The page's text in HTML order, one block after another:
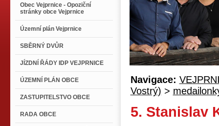
Obec Vejprnice - Opoziční
stránky obce Vejprnice
Územní plán Vejprnice
SBĚRNÝ DVŮR
JÍZDNÍ ŘÁDY IDP VEJPRNICE
ÚZEMNÍ PLÁN OBCE
ZASTUPITELSTVO OBCE
RADA OBCE
Navigace:
Vostrý) >
5. Stanislav